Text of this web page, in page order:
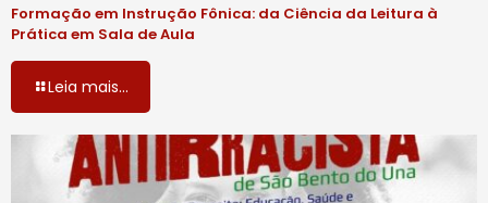
Formação em Instrução Fônica: da Ciência da Leitura à
Prática em Sala de Aula
Leia mais...